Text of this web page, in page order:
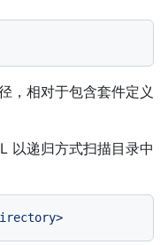
，相对于包含套件定义
以递归方式扫描目录中